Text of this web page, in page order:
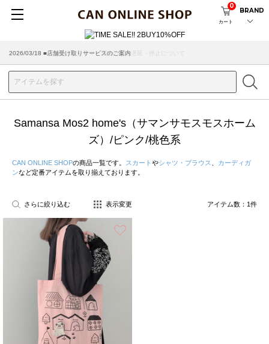
カート
0
BRAND
2026/07/29 ■【お知らせ】ヤマト運輸の配送遅延・停止について
2026/03/18 ■店舗受け取りサービスのご案内
Samansa Mos2 home's（サマンサモスモスホーム
ズ）/ピンク/桃色系
CAN ONLINE SHOPの商品一覧です。 スカート やシャツ・ブラウス
カーディガ
ンなど定番アイテムを取り揃えております。
さらに絞り込む 表示変更 アイテム数： 1件